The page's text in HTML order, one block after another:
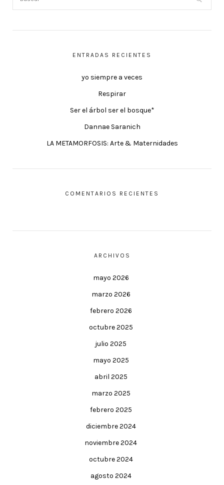
ENTRADAS RECIENTES
yo siempre a veces
Respirar
Ser el árbol ser el bosque*
Dannae Saranich
LA METAMORFOSIS: Arte & Maternidades
COMENTARIOS RECIENTES
ARCHIVOS
mayo 2026
marzo 2026
febrero 2026
octubre 2025
julio 2025
mayo 2025
abril 2025
marzo 2025
febrero 2025
diciembre 2024
noviembre 2024
octubre 2024
agosto 2024